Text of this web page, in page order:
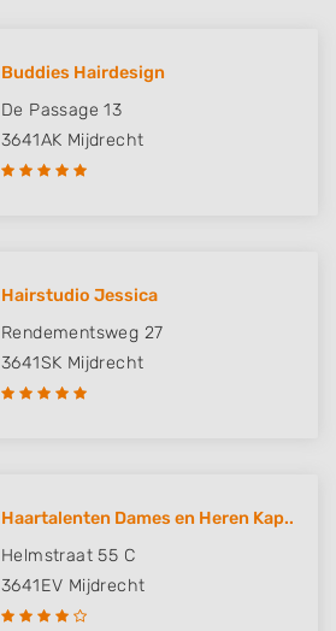
Buddies Hairdesign
De Passage 13
3641AK Mijdrecht
Hairstudio Jessica
Rendementsweg 27
3641SK Mijdrecht
Haartalenten Dames en Heren Kap..
Helmstraat 55 C
3641EV Mijdrecht